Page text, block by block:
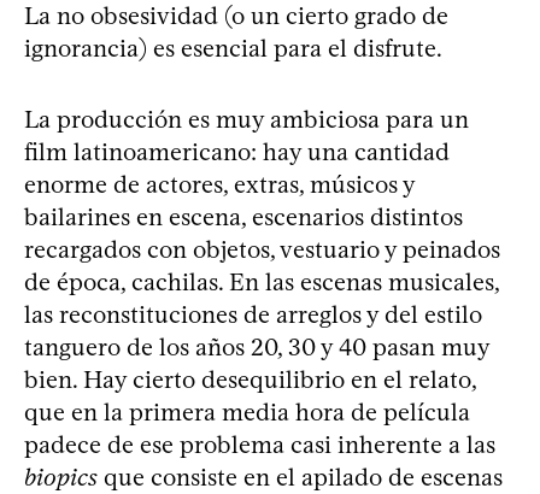
La no obsesividad (o un cierto grado de
ignorancia) es esencial para el disfrute.
La producción es muy ambiciosa para un
film latinoamericano: hay una cantidad
enorme de actores, extras, músicos y
bailarines en escena, escenarios distintos
recargados con objetos, vestuario y peinados
de época, cachilas. En las escenas musicales,
las reconstituciones de arreglos y del estilo
tanguero de los años 20, 30 y 40 pasan muy
bien. Hay cierto desequilibrio en el relato,
que en la primera media hora de película
padece de ese problema casi inherente a las
biopics que consiste en el apilado de escenas